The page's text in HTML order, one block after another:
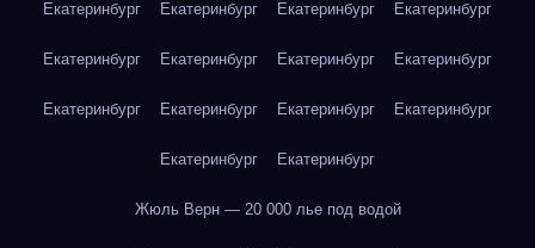
Екатеринбург Екатеринбург Екатеринбург Екатеринбург
Екатеринбург Екатеринбург Екатеринбург Екатеринбург
Екатеринбург Екатеринбург Екатеринбург Екатеринбург
Екатеринбург Екатеринбург
Жюль Верн — 20 000 лье под водой